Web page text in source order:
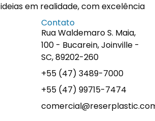
em realidade, com excelência
Contato
Rua Waldemaro S. Maia,
100 - Bucarein, Joinville -
SC, 89202-260
+55 (47) 3489-7000
+55 (47) 99715-7474